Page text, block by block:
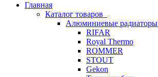
Главная
Каталог товаров
Алюминиевые радиаторы
RIFAR
Royal Thermo
ROMMER
STOUT
Gekon